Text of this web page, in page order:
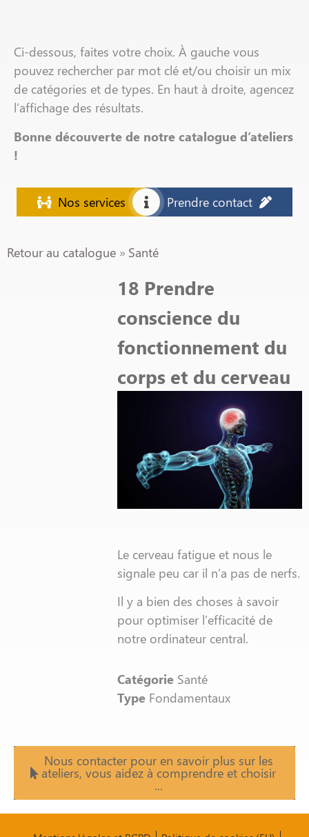
Ci-dessous, faites votre choix. À gauche vous
pouvez rechercher par mot clé et/ou choisir un mix
de catégories et de types. En haut à droite, agencez
l’affichage des résultats.
Bonne découverte de notre catalogue d’ateliers
!
Nos services Prendre contact
Retour au catalogue Santé
18 Prendre
conscience du
fonctionnement du
corps et du cerveau
Le cerveau fatigue et nous le
signale peu car il n’a pas de nerfs.
Il y a bien des choses à savoir
pour optimiser l’efficacité de
notre ordinateur central.
Catégorie Santé
Type Fondamentaux
Nous contacter pour en savoir plus sur les
ateliers, vous aidez à comprendre et choisir
...